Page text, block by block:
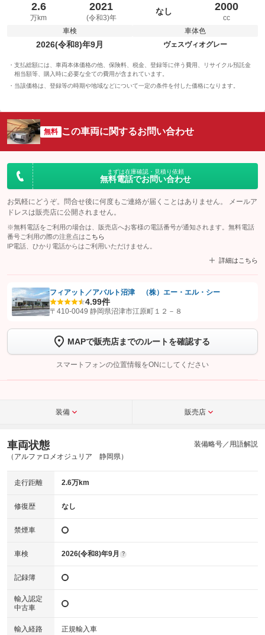
2.6
万km
2021
(令和3)年
なし 2000
cc
車検
2026(令和8)年9月
車体色
ヴェスヴィオグレー
支払総額には、車両本体価格の他、保険料、税金、登録等に伴う費用、リサイクル預託金
相当額等、購入時に必要な全ての費用が含まれています。
当該価格は、登録等の時期や地域などについて一定の条件を付した価格になります。
無料 この車両に関するお問い合わせ
まずは在庫確認・見積り依頼
無料電話でお問い合わせ
お気軽にどうぞ。問合せ後に何度もご連絡が届くことはありません。 メールア
ドレスは販売店に公開されません。
※無料電話をご利用の場合は、販売店へお客様の電話番号が通知されます。無料電話
番号ご利用の際の注意点は こちら
IP電話、ひかり電話からはご利用いただけません。
詳細はこちら
【STEP1】認証画面でグーネットを友だち追加してから「許可する」ボタンを押
トーク画面で
ボタンをタップして問い合わせを
完了してください。
こちら
フィアット／アバルト沼津 （株）エー・エル・シー
4.99件
〒410-0049 静岡県沼津市江原町１２－８
MAPで販売店までのルートを確認する
スマートフォンの位置情報をONにしてください
装備 販売店
車両状態
（アルファロメオジュリア 静岡県）
装備略号／用語解説
走行距離 2.6万km
修復歴 なし
禁煙車
車検 2026(令和8)年9月 ?
記録簿
輸入認定
中古車
輸入経路 正規輸入車